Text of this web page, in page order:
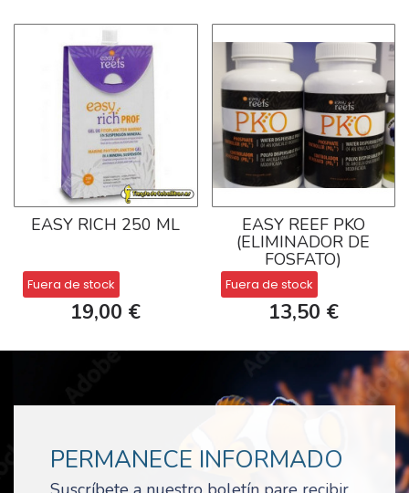
EASY RICH 250 ML
Fuera de stock
19,00 €
EASY REEF PKO
(ELIMINADOR DE
FOSFATO)
Fuera de stock
13,50 €
PERMANECE INFORMADO